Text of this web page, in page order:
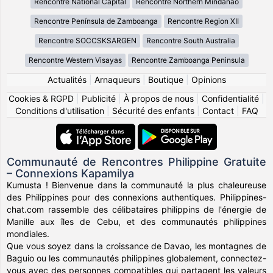
Rencontre Península de Zamboanga Rencontre Region XII
Rencontre SOCCSKSARGEN Rencontre South Australia
Rencontre Western Visayas Rencontre Zamboanga Peninsula
Actualités| Arnaqueurs| Boutique| Opinions
Cookies & RGPD
Publicité À propos de nous Confidentialité
Conditions d'utilisation| Sécurité des enfants| Contact| FAQ
Communauté de Rencontres Philippine Gratuite
– Connexions Kapamilya
Kumusta ! Bienvenue dans la communauté la plus chaleureuse
des Philippines pour des connexions authentiques. Philippines-
chat.com rassemble des célibataires philippins de l'énergie de
Manille aux îles de Cebu, et des communautés philippines
mondiales.
Que vous soyez dans la croissance de Davao, les montagnes de
Baguio ou les communautés philippines globalement, connectez-
vous avec des personnes compatibles qui partagent les valeurs